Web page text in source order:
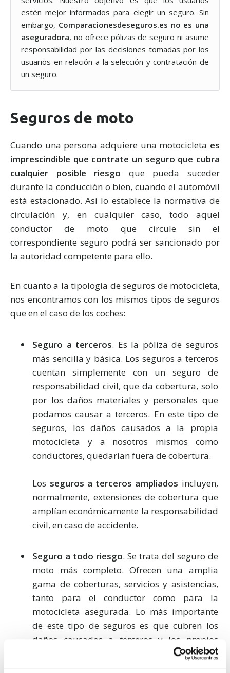
estén mejor informados para elegir un seguro. Sin
embargo, Comparacionesdeseguros.es no es una
aseguradora, no ofrece pólizas de seguro ni asume
responsabilidad por las decisiones tomadas por los
usuarios en relación a la selección y contratación de
un seguro.
Seguros de moto
Cuando una persona adquiere una motocicleta es
imprescindible que contrate un seguro que cubra
cualquier posible riesgo que pueda suceder
durante la conducción o bien, cuando el automóvil
está estacionado. Así lo establece la normativa de
circulación y, en cualquier caso, todo aquel
conductor de moto que circule sin el
correspondiente seguro podrá ser sancionado por
la autoridad competente para ello.
En cuanto a la tipología de seguros de motocicleta,
nos encontramos con los mismos tipos de seguros
que en el caso de los coches:
Seguro a terceros. Es la póliza de seguros
más sencilla y básica. Los seguros a terceros
cuentan simplemente con un seguro de
responsabilidad civil, que da cobertura, solo
por los daños materiales y personales que
podamos causar a terceros. En este tipo de
seguros, los daños causados a la propia
motocicleta y a nosotros mismos como
conductores, quedarían fuera de cobertura.
Los seguros a terceros ampliados incluyen,
normalmente, extensiones de cobertura que
amplían económicamente la responsabilidad
civil, en caso de accidente.
Seguro a todo riesgo. Se trata del seguro de
moto más completo. Ofrecen una amplia
gama de coberturas, servicios y asistencias,
tanto para el conductor como para la
motocicleta asegurada. Lo más importante
de este tipo de seguros es que cubren los
daños causados a terceros y los propios